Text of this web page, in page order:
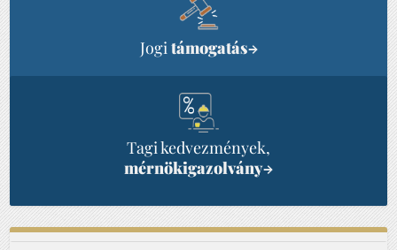
Jogitámogatás→
Tagi kedvezmények,
mérnökigazolvány→